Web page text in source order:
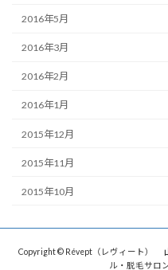
2016年5月
2016年3月
2016年2月
2016年1月
2015年12月
2015年11月
2015年10月
Copyright © Révept（レヴィート）
ル・脱毛サロ